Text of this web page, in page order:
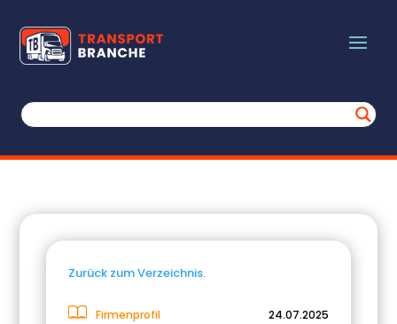
Zurück zum Verzeichnis.
Firmenprofil 24.07.2025